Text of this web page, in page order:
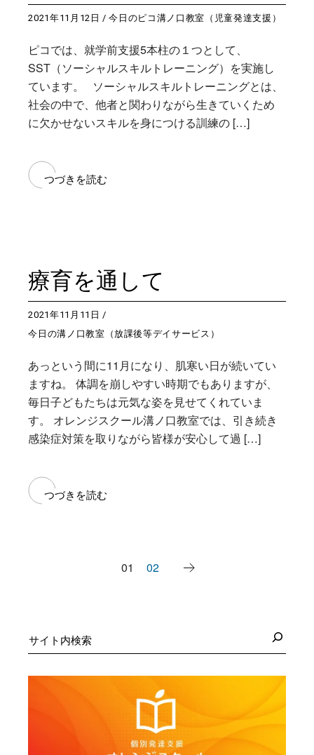
2021年11月12日 今日のピコ溝ノ口教室（児童発達支援）
ピコでは、就学前支援5本柱の１つとして、
SST（ソーシャルスキルトレーニング）を実施し
ています。 ソーシャルスキルトレーニングとは、
社会の中で、他者と関わりながら生きていくため
に欠かせないスキルを身につける訓練の […]
つづきを読む
療育を通して
2021年11月11日
今日の溝ノ口教室（放課後等デイサービス）
あっという間に11月になり、肌寒い日が続いてい
ますね。 体調を崩しやすい時期でもありますが、
毎日子どもたちは元気な姿を見せてくれていま
す。 オレンジスクール溝ノ口教室では、引き続き
感染症対策を取りながら皆様が安心して過 […]
つづきを読む
ペ
ー
ジ
01 02
索